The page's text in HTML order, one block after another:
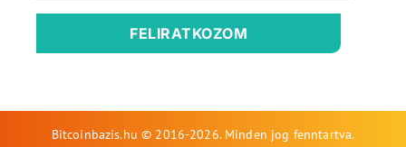
FELIRATKOZOM
Bitcoinbazis.hu © 2016-2026. Minden jog fenntartva.